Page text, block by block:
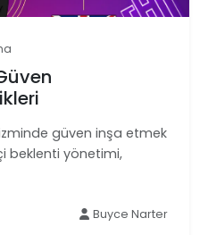
güven inşa etmek
beklenti yönetimi,
Buyce Narter